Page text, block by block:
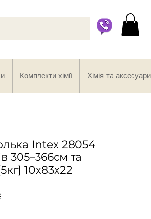
Intex 28054
305–366см та
10х83х22
Комплекти хімії Хімія та аксесуари